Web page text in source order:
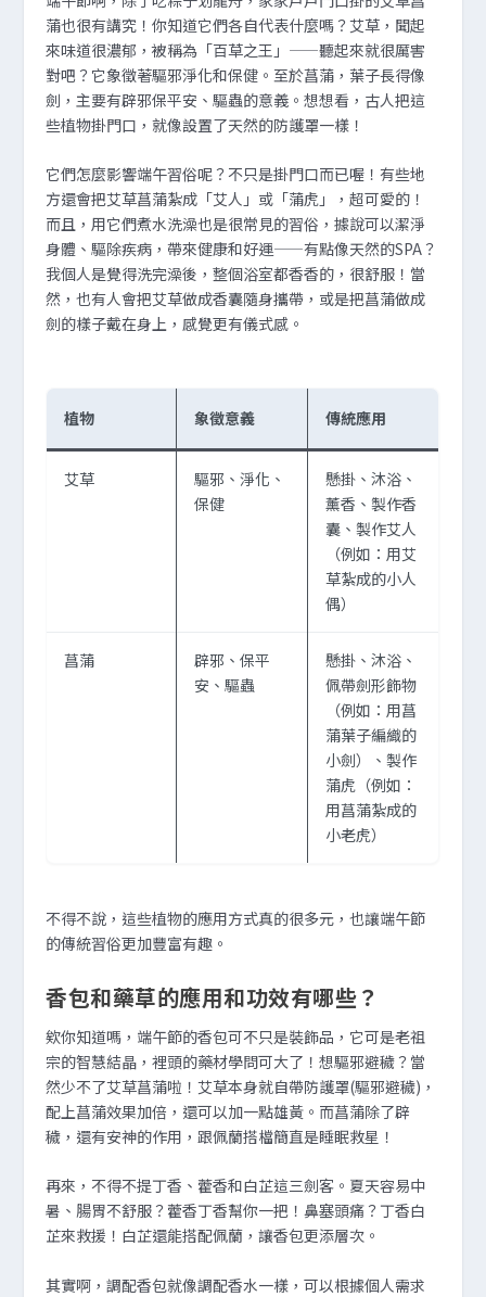
蒲也很有講究！你知道它們各自代表什麼嗎？艾草，聞起
來味道很濃郁，被稱為「百草之王」——聽起來就很厲害
對吧？它象徵著驅邪淨化和保健。至於菖蒲，葉子長得像
劍，主要有辟邪保平安、驅蟲的意義。想想看，古人把這
些植物掛門口，就像設置了天然的防護罩一樣！
它們怎麼影響端午習俗呢？不只是掛門口而已喔！有些地
方還會把艾草菖蒲紮成「艾人」或「蒲虎」，超可愛的！
而且，用它們煮水洗澡也是很常見的習俗，據說可以潔淨
身體、驅除疾病，帶來健康和好運——有點像天然的SPA？
我個人是覺得洗完澡後，整個浴室都香香的，很舒服！當
然，也有人會把艾草做成香囊隨身攜帶，或是把菖蒲做成
劍的樣子戴在身上，感覺更有儀式感。
植物 象徵意義 傳統應用
艾草
驅邪、淨化、
保健
懸掛、沐浴、
薰香、製作香
囊、製作艾人
（例如：用艾
草紮成的小人
偶）
菖蒲
辟邪、保平
安、驅蟲
懸掛、沐浴、
佩帶劍形飾物
（例如：用菖
蒲葉子編織的
小劍）、製作
蒲虎（例如：
用菖蒲紮成的
小老虎）
不得不說，這些植物的應用方式真的很多元，也讓端午節
的傳統習俗更加豐富有趣。
香包和藥草的應用和功效有哪些？
欸你知道嗎，端午節的香包可不只是裝飾品，它可是老祖
宗的智慧結晶，裡頭的藥材學問可大了！想驅邪避穢？當
然少不了艾草菖蒲啦！艾草本身就自帶防護罩(驅邪避穢)，
配上菖蒲效果加倍，還可以加一點雄黃。而菖蒲除了辟
穢，還有安神的作用，跟佩蘭搭檔簡直是睡眠救星！
再來，不得不提丁香、藿香和白芷這三劍客。夏天容易中
暑、腸胃不舒服？藿香丁香幫你一把！鼻塞頭痛？丁香白
芷來救援！白芷還能搭配佩蘭，讓香包更添層次。
其實啊，調配香包就像調配香水一樣，可以根據個人需求